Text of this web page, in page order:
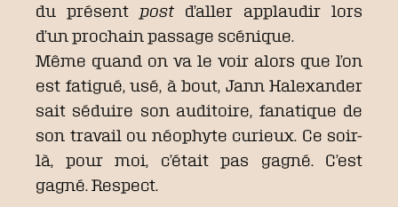
du présent postd’aller applaudir lors
d’un prochain passage scénique.
Même quand on va le voir alors que l’on
est fatigué, usé, à bout, Jann Halexander
sait séduire son auditoire, fanatique de
son travail ou néophyte curieux. Ce soir-
là, pour moi, c’était pas gagné. C’est
gagné. Respect.